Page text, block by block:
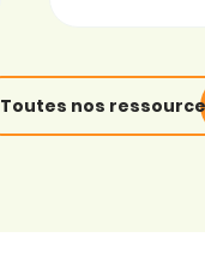
Toutes nos